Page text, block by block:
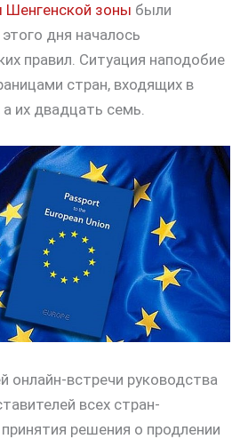
Шенгенской зоны были
дня началось
правил. Ситуация наподобие
стран, входящих в
их двадцать семь.
онлайн-встречи руководства
всех стран-
решения о продлении